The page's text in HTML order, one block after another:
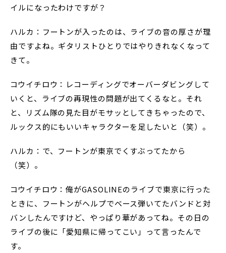
イルになったわけですが？
ハルカ：フートンが入ったのは、ライブの音の厚さが理
由ですよね。ギタリストひとりではやりきれなくなって
きて。
コウイチロウ：レコーディングでオーバーダビングして
いくと、ライブの再現性の問題が出てくるなと。それ
と、リズム隊の見た目がモサッとしてきちゃったので、
ルックス的にもいいキャラクターを足したいと（笑）。
ハルカ：で、フートンが東京でくすぶってたから
（笑）。
コウイチロウ：俺がGASOLINEのライブで東京に行った
ときに、フートンがヘルプでベース弾いてたバンドと対
バンしたんですけど、やっぱり華があってね。その日の
ライブの後に「愛知県に帰ってこい」って言ったんで
す。